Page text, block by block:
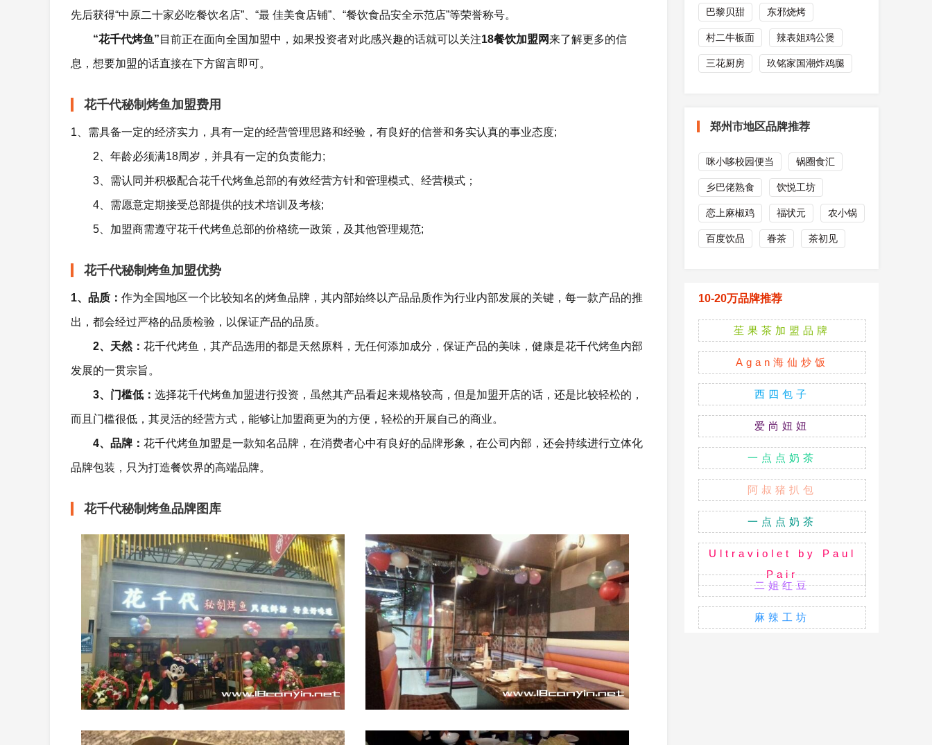
先后获得“中原二十家必吃餐饮名店”、“最 佳美食店铺”、“餐饮食品安全示范店”等荣誉称号。
“花千代烤鱼” 目前正在面向全国加盟中，如果投资者对此感兴趣的话就可以关注18餐饮加盟网来了解更多的信
息，想要加盟的话直接在下方留言即可。
花千代秘制烤鱼加盟费用
1、需具备一定的经济实力，具有一定的经营管理思路和经验，有良好的信誉和务实认真的事业态度;
2、年龄必须满18周岁，并具有一定的负责能力;
3、需认同并积极配合花千代烤鱼总部的有效经营方针和管理模式、经营模式；
4、需愿意定期接受总部提供的技术培训及考核;
5、加盟商需遵守花千代烤鱼总部的价格统一政策，及其他管理规范;
花千代秘制烤鱼加盟优势
1、品质： 作为全国地区一个比较知名的烤鱼品牌，其内部始终以产品品质作为行业内部发展的关键，每一款产品的推
出，都会经过严格的品质检验，以保证产品的品质。
2、天然： 花千代烤鱼，其产品选用的都是天然原料，无任何添加成分，保证产品的美味，健康是花千代烤鱼内部
发展的一贯宗旨。
3、门槛低： 选择花千代烤鱼加盟进行投资，虽然其产品看起来规格较高，但是加盟开店的话，还是比较轻松的，
而且门槛很低，其灵活的经营方式，能够让加盟商更为的方便，轻松的开展自己的商业。
4、品牌： 花千代烤鱼加盟是一款知名品牌，在消费者心中有良好的品牌形象，在公司内部，还会持续进行立体化
品牌包装，只为打造餐饮界的高端品牌。
花千代秘制烤鱼品牌图库
巴黎贝甜 东邪烧烤
村二牛板面 辣表姐鸡公煲
三花厨房 玖铭家国潮炸鸡腿
郑州市地区品牌推荐
咪小哆校园便当 锅圈食汇
乡巴佬熟食 饮悦工坊
恋上麻椒鸡 福状元 农小锅
百度饮品 眷茶 茶初见
10-20万品牌推荐
苼果茶加盟品牌
Agan海仙炒饭
西四包子
爱尚妞妞
一点点奶茶
阿叔猪扒包
一点点奶茶
Ultraviolet by Paul
Pair
二姐红豆
麻辣工坊